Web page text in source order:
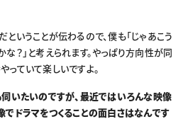
いうことが伝わるので、僕も「じゃあこう
？」と考えられます。やっぱり方向性が同
ていて楽しいですよ。
いたいのですが、最近ではいろんな映像
ドラマをつくることの面白さはなんです